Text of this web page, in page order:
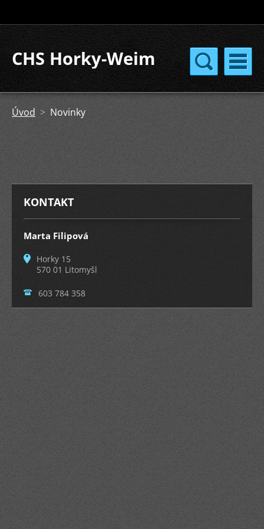
CHS Horky-Weim
Úvod > Novinky
KONTAKT
Marta Filipová
Horky 15
570 01 Litomyšl
603 784 358